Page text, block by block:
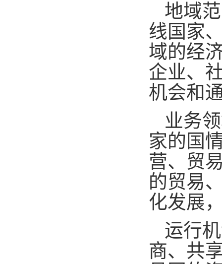
地域
线国家
域的经
企业、
机会和
业务
家的国
营、贸
的贸易
化发展
运行
商、共